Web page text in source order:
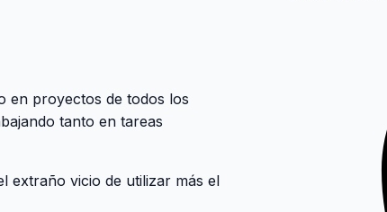
en proyectos de todos los
tanto en tareas
extraño vicio de utilizar más el